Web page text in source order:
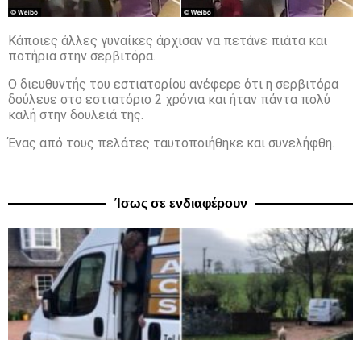
Κάποιες άλλες γυναίκες άρχισαν να πετάνε πιάτα και
ποτήρια στην σερβιτόρα.
Ο διευθυντής του εστιατορίου ανέφερε ότι η σερβιτόρα
δούλευε στο εστιατόριο 2 χρόνια και ήταν πάντα πολύ
καλή στην δουλειά της.
Ένας από τους πελάτες ταυτοποιήθηκε και συνελήφθη.
Ίσως σε ενδιαφέρουν